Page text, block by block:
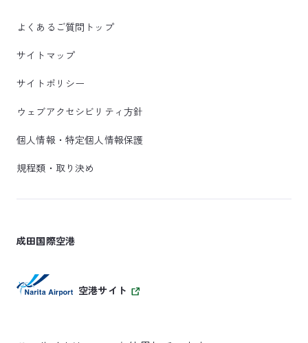
よくあるご質問トップ
サイトマップ
サイトポリシー
ウェブアクセシビリティ方針
個人情報・特定個人情報保護
規程類・取り決め
成田国際空港
空港サイト